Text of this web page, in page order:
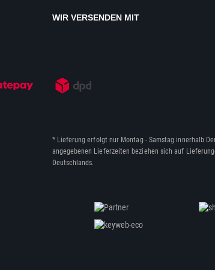
WIR VERSENDEN MIT
* Lieferung erfolgt nur Montag - Samstag innerhalb
angegebenen Lieferzeiten beziehen sich auf
Deutschlands.